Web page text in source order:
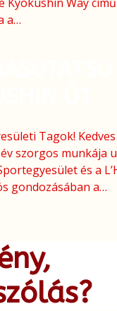
a…
Tagok!
szorgos munkája
és a
gondozásában a…